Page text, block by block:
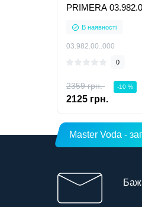
PRIMERA
В наявності
03.982.00..000
0
2359 грн. -10 %
2125 грн.
Master Voda -